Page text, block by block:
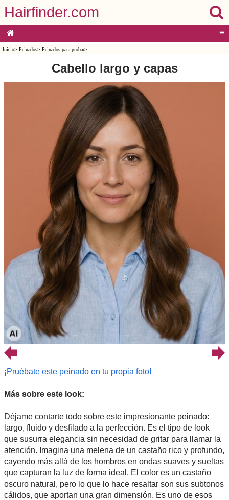
Hairfinder.com
≡
Inicio> Peinados> Peinados para probar>
Cabello largo y capas
¡Pruébate este peinado en tu propia foto!
Más sobre este look:
Déjame contarte todo sobre este impresionante peinado:
largo, fluido y desfilado a la perfección. Es el tipo de look
que susurra elegancia sin necesidad de gritar para llamar la
atención. Imagina una melena de un castaño rico y profundo,
cayendo más allá de los hombros en ondas suaves y sueltas
que capturan la luz de forma ideal. El color es un castaño
oscuro natural, pero lo que lo hace resaltar son sus subtonos
cálidos, que aportan una gran dimensión. Es uno de esos